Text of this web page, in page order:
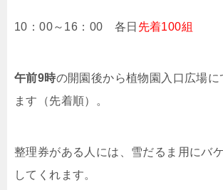
10：00～16：00 各日 先着100組
午前9時の開園後から植物園入口広場に
ます（先着順）。
整理券がある人には、雪だるま用にバ
してくれます。